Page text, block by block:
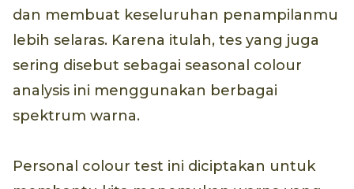
dan membuat keseluruhan penampilanmu
lebih selaras. Karena itulah, tes yang juga
sering disebut sebagai seasonal colour
analysis ini menggunakan berbagai
spektrum warna.
Personal colour test ini diciptakan untuk